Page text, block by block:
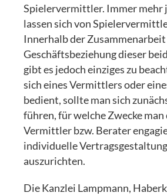
Spielervermittler. Immer mehr
lassen sich von
Innerhalb der
Geschäftsbeziehung dieser
gibt es jedoch einziges zu
sich eines Vermittlers oder
bedient, sollte man sich
führen, für welche Zwecke man
Vermittler bzw. Berater
individuelle
auszurichten.
Die Kanzlei Lampmann,